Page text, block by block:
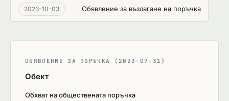
2023-10-03 Обявление за възлагане на поръчка
ОБЯВЛЕНИЕ ЗА ПОРЪЧКА (2023-07-31)
Обект
Обхват на обществената поръчка